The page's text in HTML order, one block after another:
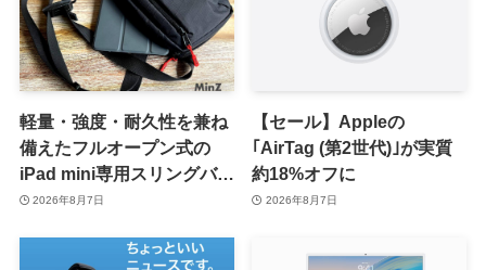
軽量・強度・耐久性を兼ね
備えたフルオープン式の
iPad mini専用スリングバッ
グ「MinZ SLING mini for
2026年8月7日
【セール】Appleの
｢AirTag (第2世代)｣が実質
約18%オフに
2026年8月7日